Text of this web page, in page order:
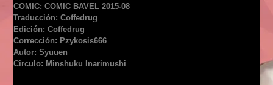
COMIC: COMIC BAVEL 2015-08
Traducción: Coffedrug
Edición: Coffedrug
Corrección: Pzykosis666
Autor: Syuuen
Circulo: Minshuku Inarimushi